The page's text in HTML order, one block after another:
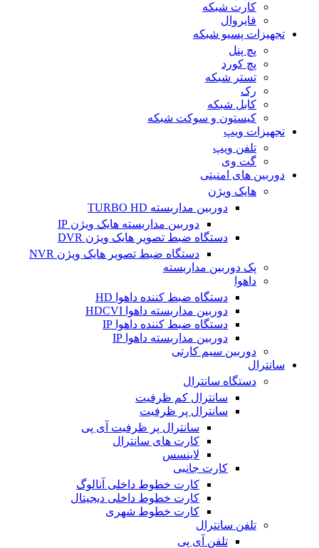
کارت شبکه
فایروال
تجهیزات پسیو شبکه
پچ پنل
پچ کورد
تستر شبکه
رک
کابل شبکه
کیستون و سوکت شبکه
تجهیزات ویپ
تلفن ویپ
گت وی
دوربین های امنیتی
هایک ویژن
دوربین مداربسته TURBO HD
دوربین مداربسته هایک ویژن IP
دستگاه ضبط تصویر هایک ویژن DVR
دستگاه ضبط تصویر هایک ویژن NVR
پک دوربین مداربسته
داهوا
دستگاه ضبط کننده داهوا HD
دوربین مداربسته داهوا HDCVI
دستگاه ضبط کننده داهوا IP
دوربین مداربسته داهوا IP
دوربین سیم کارتی
سانترال
دستگاه سانترال
سانترال کم ظرفیت
سانترال پر ظرفیت
سانترال پر ظرفیت آی پی
کارت های سانترال
لاینسس
کارت جانبی
کارت خطوط داخلی آنالوگ
کارت خطوط داخلی دیجیتال
کارت خطوط شهری
تلفن سانترال
تلفن آی پی